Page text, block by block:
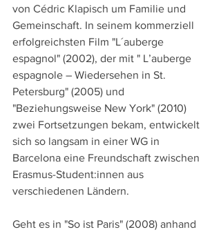
von Cédric Klapisch um Familie und
Gemeinschaft. In seinem kommerziell
erfolgreichsten Film "L´auberge
espagnol" (2002), der mit " L’auberge
espagnole – Wiedersehen in St.
Petersburg" (2005) und
"Beziehungsweise New York" (2010)
zwei Fortsetzungen bekam, entwickelt
sich so langsam in einer WG in
Barcelona eine Freundschaft zwischen
Erasmus-Student:innen aus
verschiedenen Ländern.
Geht es in "So ist Paris" (2008) anhand